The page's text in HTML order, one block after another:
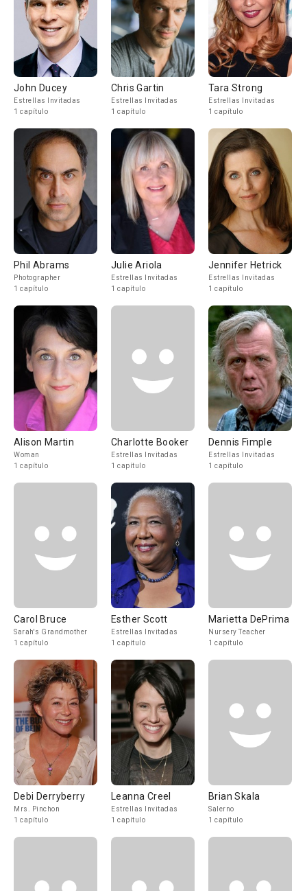
John Ducey
Estrellas Invitadas
1 capítulo
Chris Gartin
Estrellas Invitadas
1 capítulo
Tara Strong
Estrellas Invitadas
1 capítulo
Phil Abrams
Photographer
1 capítulo
Julie Ariola
Estrellas Invitadas
1 capítulo
Jennifer Hetrick
Estrellas Invitadas
1 capítulo
Alison Martin
Woman
1 capítulo
Charlotte Booker
Estrellas Invitadas
1 capítulo
Dennis Fimple
Estrellas Invitadas
1 capítulo
Carol Bruce
Sarah's Grandmother
1 capítulo
Esther Scott
Estrellas Invitadas
1 capítulo
Marietta DePrima
Nursery Teacher
1 capítulo
Debi Derryberry
Mrs. Pinchon
1 capítulo
Leanna Creel
Estrellas Invitadas
1 capítulo
Brian Skala
Salerno
1 capítulo